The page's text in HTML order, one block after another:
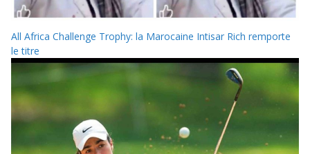
All Africa Challenge Trophy: la Marocaine Intisar Rich remporte
le titre